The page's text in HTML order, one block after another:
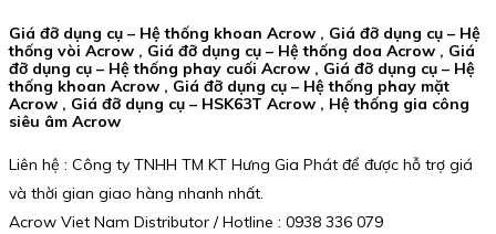
Giá đỡ dụng cụ – Hệ thống khoan Acrow , Giá đỡ dụng cụ – Hệ
thống vòi Acrow , Giá đỡ dụng cụ – Hệ thống doa Acrow , Giá
đỡ dụng cụ – Hệ thống phay cuối Acrow , Giá đỡ dụng cụ – Hệ
thống khoan Acrow , Giá đỡ dụng cụ – Hệ thống phay mặt
Acrow , Giá đỡ dụng cụ – HSK63T Acrow , Hệ thống gia công
siêu âm Acrow
Liên hệ : Công ty TNHH TM KT Hưng Gia Phát để được hỗ trợ giá
và thời gian giao hàng nhanh nhất.
Acrow Viet Nam Distributor / Hotline : 0938 336 079